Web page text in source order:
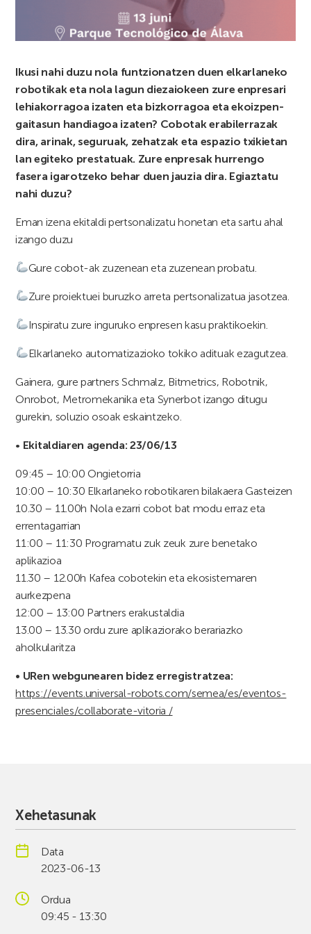
Ikusi nahi duzu nola funtzionatzen duen elkarlaneko
robotikak eta nola lagun diezaiokeen zure enpresari
lehiakorragoa izaten eta bizkorragoa eta ekoizpen-
gaitasun handiagoa izaten? Cobotak erabilerrazak
dira, arinak, seguruak, zehatzak eta espazio txikietan
lan egiteko prestatuak. Zure enpresak hurrengo
fasera igarotzeko behar duen jauzia dira. Egiaztatu
nahi duzu?
Eman izena ekitaldi pertsonalizatu honetan eta sartu ahal
izango duzu
Gure cobot-ak zuzenean eta zuzenean probatu.
Zure proiektuei buruzko arreta pertsonalizatua jasotzea.
Inspiratu zure inguruko enpresen kasu praktikoekin.
Elkarlaneko automatizazioko tokiko adituak ezagutzea.
Gainera, gure partners Schmalz, Bitmetrics, Robotnik,
Onrobot, Metromekanika eta Synerbot izango ditugu
gurekin, soluzio osoak eskaintzeko.
• Ekitaldiaren agenda: 23/06/13
09:45 – 10:00 Ongietorria
10:00 – 10:30 Elkarlaneko robotikaren bilakaera Gasteizen
10.30 – 11.00h Nola ezarri cobot bat modu erraz eta
errentagarrian
11:00 – 11:30 Programatu zuk zeuk zure benetako
aplikazioa
11.30 – 12.00h Kafea cobotekin eta ekosistemaren
aurkezpena
12:00 – 13:00 Partners erakustaldia
13.00 – 13.30 ordu zure aplikaziorako berariazko
aholkularitza
• URen webgunearen bidez erregistratzea:
https://events.universal-robots.com/semea/es/eventos-
presenciales/collaborate-vitoria /
Xehetasunak
Data
2023-06-13
Ordua
09:45 - 13:30